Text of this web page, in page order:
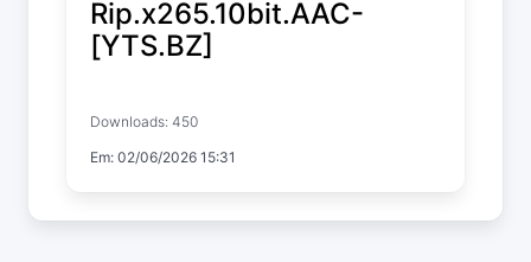
Rip.x265.10bit.AAC-
[YTS.BZ]
Downloads: 450
Em: 02/06/2026 15:31